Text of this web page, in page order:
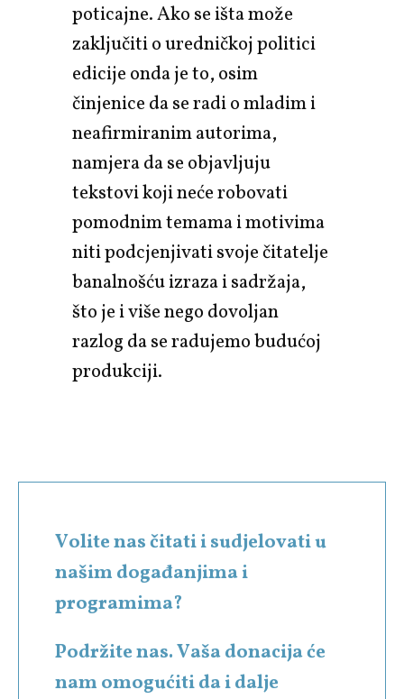
poticajne. Ako se išta može
zaključiti o uredničkoj politici
edicije onda je to, osim
činjenice da se radi o mladim i
neafirmiranim autorima,
namjera da se objavljuju
tekstovi koji neće robovati
pomodnim temama i motivima
niti podcjenjivati svoje čitatelje
banalnošću izraza i sadržaja,
što je i više nego dovoljan
razlog da se radujemo budućoj
produkciji.
Volite nas čitati i sudjelovati u
našim događanjima i
programima?
Podržite nas. Vaša donacija će
nam omogućiti da i dalje